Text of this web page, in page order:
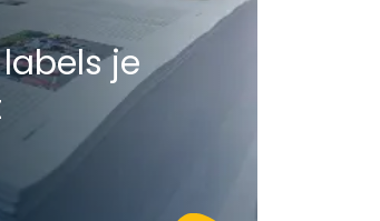
je